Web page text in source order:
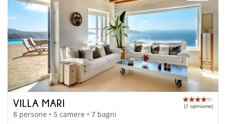
VILLA MARI (1 opinione)
8 persone • 5 camere • 7 bagni